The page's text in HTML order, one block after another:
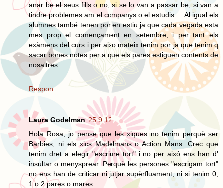
anar be el seus fills o no, si se lo van a passar be, si van a
tindre problemes am el companys o el estudis.... Al igual els
alumnes també tenen por en estiu ja que cada vegada esta
mes prop el començament en setembre, i per tant els
exàmens del curs i per aixo mateix tenim por ja que tenim q
sacar bones notes per a que els pares estiguen contents de
nosaltres.
Respon
Laura Godelman 25.9.12
Hola Rosa, jo pense que les xiques no tenim perquè ser
Barbies, ni els xics Madelmans o Action Mans. Crec que
tenim dret a elegir "escriure tort" i no per aixó ens han d'
insultar o menysprear. Perquè les persones "escrigam tort"
no ens han de criticar ni jutjar supèrfluament, ni si tenim 0,
1 o 2 pares o mares.